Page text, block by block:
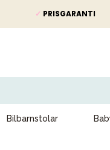
✓ PRISGARANTI
Bilbarnstolar